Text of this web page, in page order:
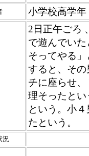
小学校高学
2日正午ごろ
で遊んでい
そってやる
すると、そ
チに座らせ
理そったと
という。小
たという。
況